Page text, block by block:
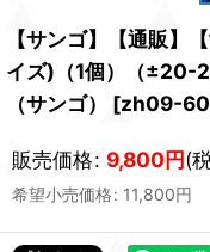
【サンゴ】【通販】
イズ)（1個）（±20-
（サンゴ）
[zh09-
販売価格: 9,800円(
希望小売価格: 11,800円